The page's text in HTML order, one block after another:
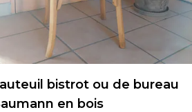
bistrot ou de bureau
en bois